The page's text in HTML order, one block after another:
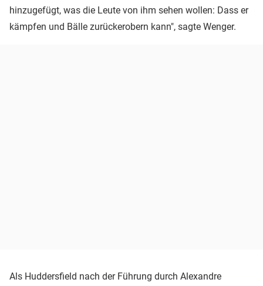
hinzugefügt, was die Leute von ihm sehen wollen: Dass er
kämpfen und Bälle zurückerobern kann", sagte Wenger.
Als Huddersfield nach der Führung durch Alexandre